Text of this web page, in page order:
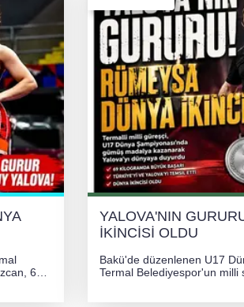
69
YALOVA'NIN
İKİNCİSİ OLDU
Bakü'de düzenlenen U17
Termal Belediyespor'un milli